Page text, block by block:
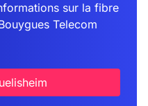
sur la fibre
Telecom